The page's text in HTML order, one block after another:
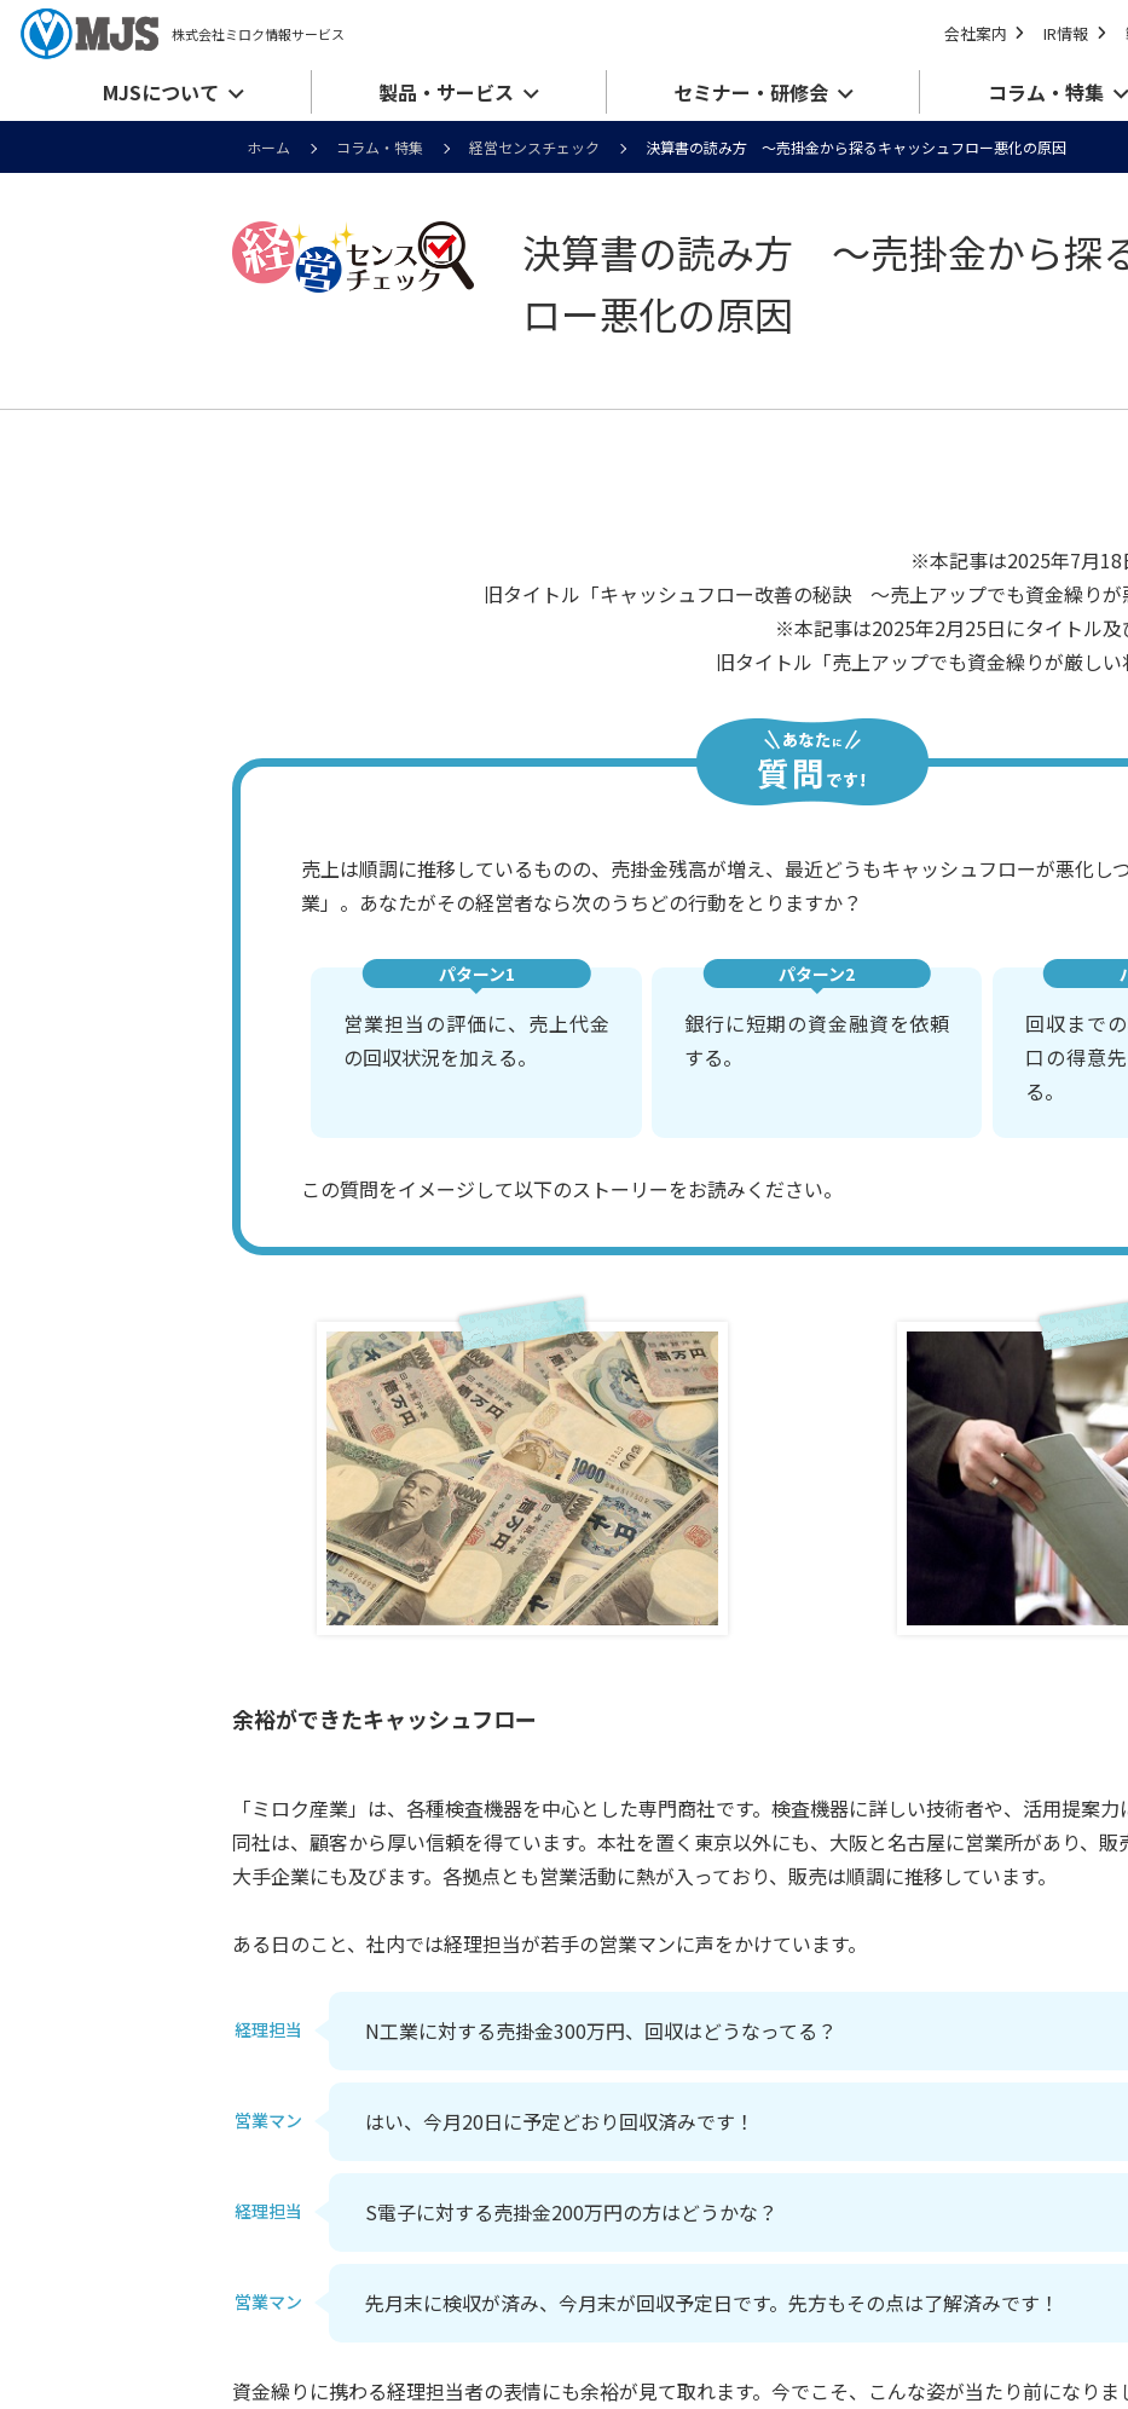
株式会社ミロク情報サービス 会社案内 IR情報
MJSについて 製品・サービス セミナー・研修会 コラム・特集
ホーム コラム・特集 経営センスチェック 決算書の読み方 ～売掛金から探るキャッシュフロー悪化の原因
決算書の読み方 ～売掛金から探
ロー悪化の原因
※本記事は2025年7月18
旧タイトル「キャッシュフロー改善の秘訣 ～売上アップでも資金繰りが
※本記事は2025年2月25日にタイトル及
旧タイトル「売上アップでも資金繰りが厳しい
売上は順調に推移しているものの、売掛金残高が増え、最近どうもキャッシュフローが悪化し
業」。あなたがその経営者なら次のうちどの行動をとりますか？
パターン1
営業担当の評価に、売上代金
の回収状況を加える。
パターン2
銀行に短期の資金融資を依頼
する。
回収まで
口の得意
る。
この質問をイメージして以下のストーリーをお読みください。
余裕ができたキャッシュフロー
「ミロク産業」は、各種検査機器を中心とした専門商社です。検査機器に詳しい技術者や、活用提案
同社は、顧客から厚い信頼を得ています。本社を置く東京以外にも、大阪と名古屋に営業所があり、販
大手企業にも及びます。各拠点とも営業活動に熱が入っており、販売は順調に推移しています。
ある日のこと、社内では経理担当が若手の営業マンに声をかけています。
経理担当 N工業に対する売掛金300万円、回収はどうなってる？
営業マン はい、今月20日に予定どおり回収済みです！
経理担当 S電子に対する売掛金200万円の方はどうかな？
営業マン 先月末に検収が済み、今月末が回収予定日です。先方もその点は了解済みです！
資金繰りに携わる経理担当者の表情にも余裕が見て取れます。今でこそ、こんな姿が当たり前になり